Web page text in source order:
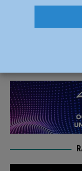
Nasce